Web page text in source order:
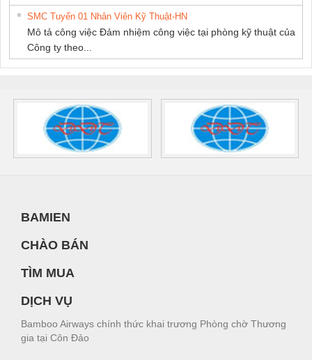
SMC Tuyển 01 Nhân Viên Kỹ Thuật-HN
Mô tả công việc Đảm nhiệm công việc tại phòng kỹ thuật của
Công ty theo...
BAMIEN
CHÀO BÁN
TÌM MUA
DỊCH VỤ
Bamboo Airways chính thức khai trương Phòng chờ Thương
gia tại Côn Đảo